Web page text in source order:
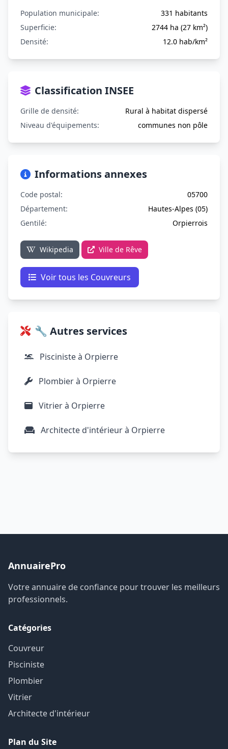
Population municipale:
331 habitants
Superficie:
2744 ha (27 km²)
Densité:
12.0 hab/km²
Classification INSEE
Grille de densité:
Rural à habitat dispersé
Niveau d'équipements:
communes non pôle
Informations annexes
Code postal:
05700
Département:
Hautes-Alpes (05)
Gentilé:
Orpierrois
Wikipedia Ville de Rêve
Voir tous les Couvreurs
🔧 Autres services
Pisciniste à Orpierre
Plombier à Orpierre
Vitrier à Orpierre
Architecte d'intérieur à Orpierre
AnnuairePro
Votre annuaire de confiance pour trouver les meilleurs
professionnels.
Catégories
Couvreur
Pisciniste
Plombier
Vitrier
Architecte d'intérieur
Plan du Site